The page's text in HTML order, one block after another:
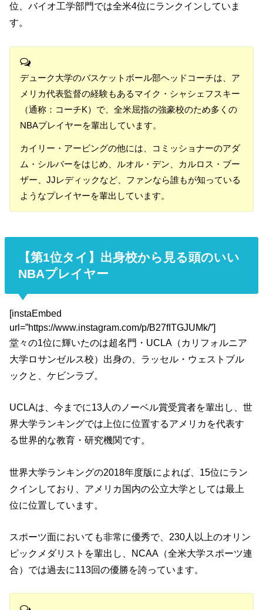
位、バイオ工学部門では全米4位にランクインしていま
す。
デューク大学のバスケットボール部ヘッドコーチは、ア
メリカ代表監督の経験もあるマイク・シャシェフスキー
（通称：コーチK）で、全米屈指の強豪校のため多くの
NBAプレイヤーを輩出しています。
カイリー・アービングの他には、コミッショナーのアダ
ム・シルバーをはじめ、ルオル・デン、カルロス・ブー
ザー、JJレディックなど、ファンなら誰もが知っている
ようなプレイヤーを輩出しています。
【第1位タイ】出身校から見る頭のいい
NBAプレイヤー
[instaEmbed
url=”https://www.instagram.com/p/B27fITGJUMk/”]
堂々の1位に輝いたのは超名門・UCLA（カリフォルニア
大学ロサンゼルス校）出身の、ラッセル・ウェストブル
ックと、ケビンラブ。
UCLAは、今までに13人のノーベル賞受賞者を輩出し、世
界大学ランキングでは上位に位置するアメリカを代表す
る世界的な教育・研究機関です。
世界大学ランキングの2018年度版によれば、15位にラン
クインしており、アメリカ国内の公立大学としては最上
位に位置しています。
スポーツ面においても非常に優秀で、230人以上のオリン
ピックメダリストを輩出し、NCAA（全米大学スポーツ連
合）では過去に113回の優勝を誇っています。